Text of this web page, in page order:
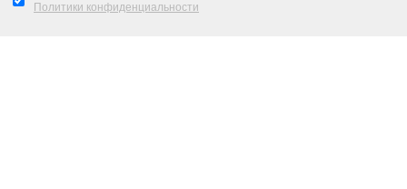
Политики конфиденциальности